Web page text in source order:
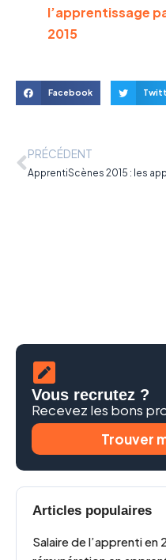
l’apprentissage
2015
Facebook
PRÉCÉDENT
Vous recrutez ?
Recevez les bons
Trouver
Articles populaires
Salaire de l’apprenti en